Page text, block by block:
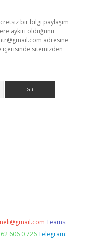
bir bilgi paylaşım
aykırı olduğunu
adresine
içerisinde sitemizden
Teams:
606 0 726 Telegram: